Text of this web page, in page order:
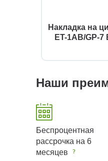
Накладка на
ET-1AB/GP-
Наши
Беспроцентная
рассрочка на 6
месяцев